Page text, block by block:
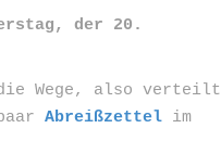
der 20.
die Wege, also verteilt
Abreißzettel im